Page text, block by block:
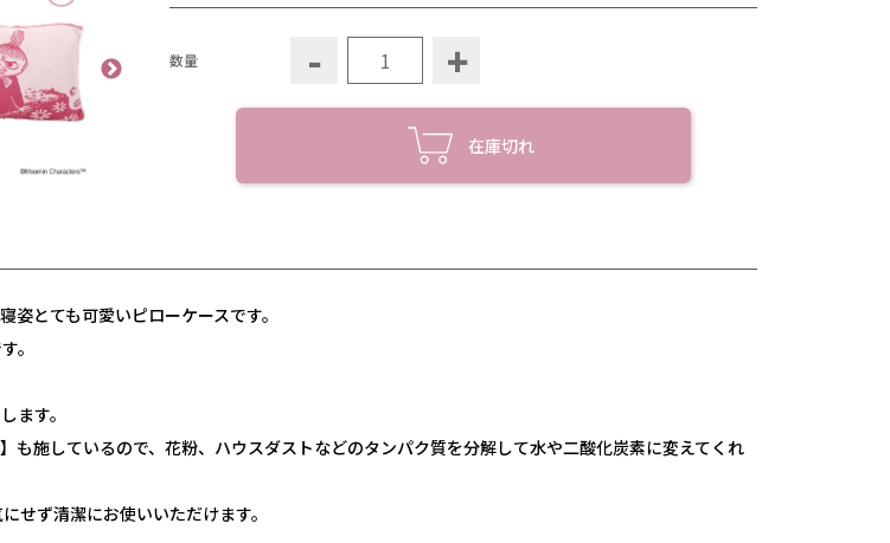
数量 - +
在庫切れ
とても可愛いピローケースです。
。
ます。
施しているので、花粉、ハウスダストなどのタンパク質を分解して水や二酸化炭素に変えてくれ
せず清潔にお使いいただけます。